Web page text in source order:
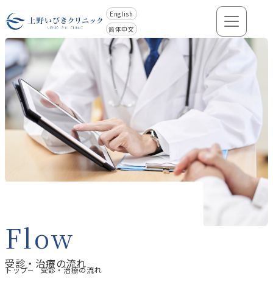
English
简体中文
メニュー
Flow
受診・治療の流れ
トップ 受診・治療の流れ